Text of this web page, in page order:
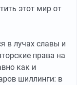
этот мир от
в лучах славы и
права на
как и
шиллинги: в